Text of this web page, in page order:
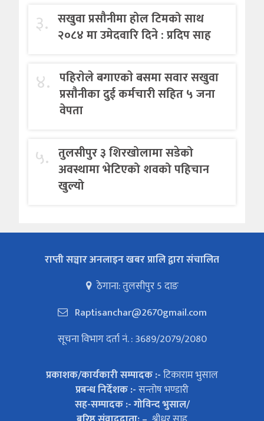
३. सखुवा प्रसौनीमा होल टिमको साथ
२०८४ मा उमेदवारि दिने : प्रदिप साह
४. पहिराेले बगाएकाे बसमा सवार सखुवा
प्रसाैनीका दुई कर्मचारी सहित ५ जना
वेपता
५. तुलसीपुर ३ शिरखोलामा सडेको
अवस्थामा भेटिएको शवको पहिचान
खुल्यो
राप्ती सञ्चार अनलाइन खबर प्रालि द्वारा संचालित
ठेगाना: तुलसीपुर 5 दाङ
Raptisanchar@2670gmail.com
सूचना विभाग दर्ता नं. : 3689/2079/2080
प्रकाशक/कार्यकारी सम्पादक :-टिकाराम भुसाल
प्रबन्ध निर्देशक :-सन्तोष भण्डारी
सह-सम्पादक :- गोविन्द भुसाल/